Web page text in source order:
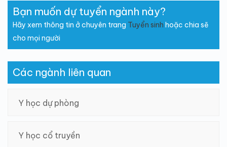
Bạn muốn dự tuyển ngành này?
Hãy xem thông tin ở chuyên trang Tuyển sinh hoặc chia sẽ
cho mọi người
Các ngành liên quan
Y học dự phòng
Y học cổ truyền